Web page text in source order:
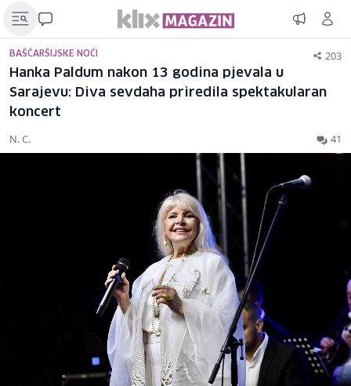
BAŠČARŠIJSKE NOĆI 203
Hanka Paldum nakon 13 godina pjevala u
Sarajevu: Diva sevdaha priredila spektakularan
koncert
N. C. 41